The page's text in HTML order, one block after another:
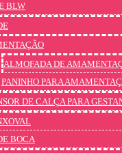
BLW
ALMOFADA DE
PANINHO PARA
DE CALÇA PARA
BOCA